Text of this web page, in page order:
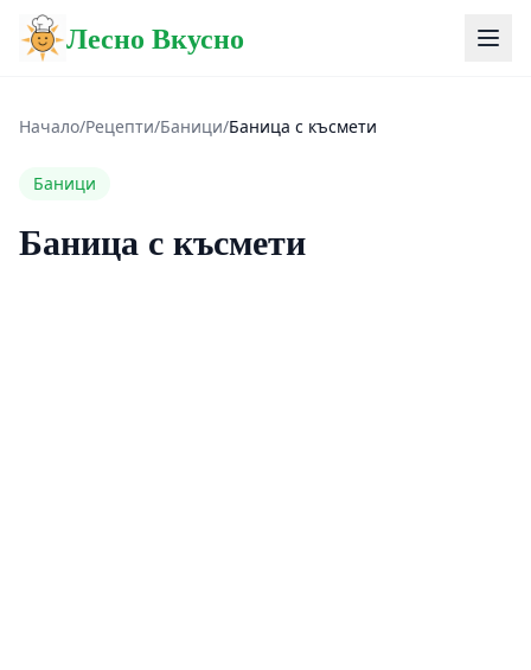
Лесно Вкусно
Начало/Рецепти/Баници/Баница с късмети
Баници
Баница с късмети